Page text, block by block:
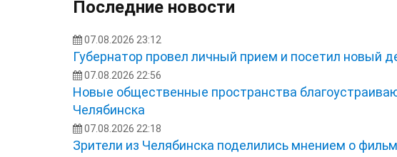
Последние новости
07.08.2026 23:12
Губернатор провел личный прием и посетил новый
07.08.2026 22:56
Новые общественные пространства
Челябинска
07.08.2026 22:18
Зрители из Челябинска поделились мнением о